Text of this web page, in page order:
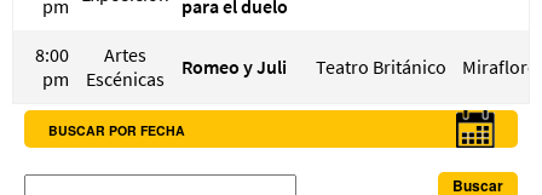
pm
para el duelo
8:00
pm
Artes
Escénicas
Romeo y Juli Teatro Británico
BUSCAR POR FECHA